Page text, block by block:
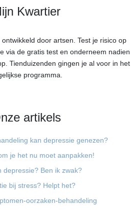
Kwartier
door artsen. Test je risico op
via de gratis test en onderneem nadien
Tienduizenden gingen je al voor in het
programma.
artikels
kan depressie genezen?
je het nu moet aanpakken!
depressie? Ben ik zwak?
bij stress? Helpt het?
oorzaken-behandeling